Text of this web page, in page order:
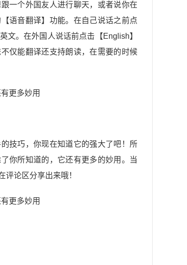
一个外国友人进行聊天，或者说你在
语音翻译】功能。在自己说话之前点
文。在外国人说话前点击【English】
仅能翻译还支持朗读，在需要的时候
技巧，你现在知道它的强大了吧！所
你所知道的，它还有更多的妙用。当
评论区分享出来哦！